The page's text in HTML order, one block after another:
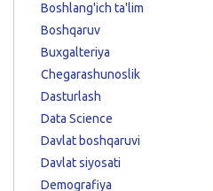
Boshlang'ich ta'lim
Boshqaruv
Buxgalteriya
Chegarashunoslik
Dasturlash
Data Science
Davlat boshqaruvi
Davlat siyosati
Demografiya